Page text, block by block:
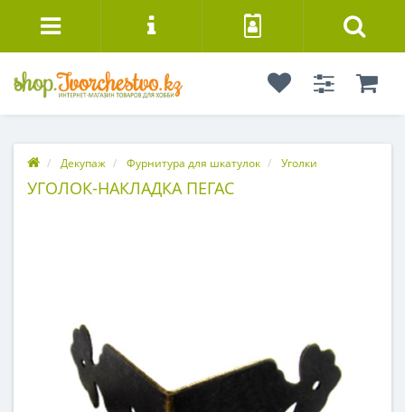
Декупаж Фурнитура для шкатулок Уголки
УГОЛОК-НАКЛАДКА ПЕГАС